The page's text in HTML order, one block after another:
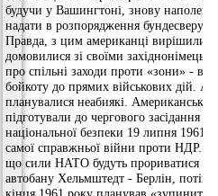
будучи у Вашингтоні, знову
надати в розпорядження бундесверу
Правда, з цим американці вирішили
домовилися зі своїми
про спільні заходи проти «зони» - від
бойкоту до прямих військових дій. А
планувалися неабиякі. Американські
підготували до чергового засідання
національної безпеки 19 липня 1961
самої справжньої війни проти НДР.
що сили НАТО будуть прориватися до
автобану Хельмштедт - Берлін, потім